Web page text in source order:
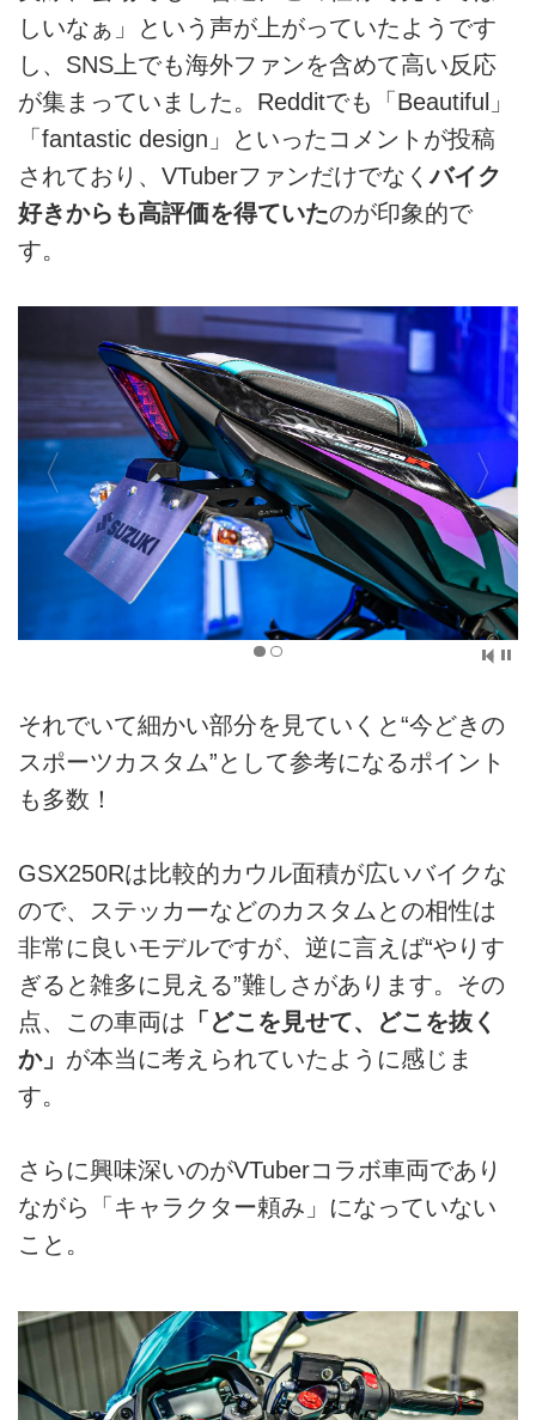
しいなぁ」という声が上がっていたようです
し、SNS上でも海外ファンを含めて高い反応
が集まっていました。Redditでも「Beautiful」
「fantastic design」といったコメントが投稿
されており、VTuberファンだけでなくバイク
好きからも高評価を得ていたのが印象的で
す。
それでいて細かい部分を見ていくと“今どきの
スポーツカスタム”として参考になるポイント
も多数！
GSX250Rは比較的カウル面積が広いバイクな
ので、ステッカーなどのカスタムとの相性は
非常に良いモデルですが、逆に言えば“やりす
ぎると雑多に見える”難しさがあります。その
点、この車両は 「どこを見せて、どこを抜く
か」 が本当に考えられていたように感じま
す。
さらに興味深いのがVTuberコラボ車両であり
ながら「キャラクター頼み」になっていない
こと。